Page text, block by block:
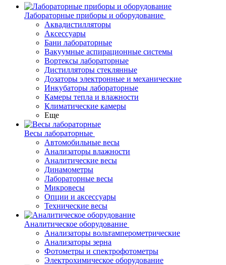
Лабораторные приборы и оборудование
Аквадистилляторы
Аксессуары
Бани лабораторные
Вакуумные аспирационные системы
Вортексы лабораторные
Дистилляторы стеклянные
Дозаторы электронные и механические
Инкубаторы лабораторные
Камеры тепла и влажности
Климатические камеры
Еще
Весы лабораторные
Автомобильные весы
Анализаторы влажности
Аналитические весы
Динамометры
Лабораторные весы
Микровесы
Опции и аксессуары
Технические весы
Аналитическое оборудование
Анализаторы вольтамперометрические
Анализаторы зерна
Фотометры и спектрофотометры
Электрохимическое оборудование